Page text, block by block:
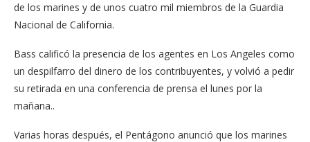
de los marines y de unos cuatro mil miembros de la Guardia
Nacional de California.
Bass calificó la presencia de los agentes en Los Angeles como
un despilfarro del dinero de los contribuyentes, y volvió a pedir
su retirada en una conferencia de prensa el lunes por la
mañana..
Varias horas después, el Pentágono anunció que los marines